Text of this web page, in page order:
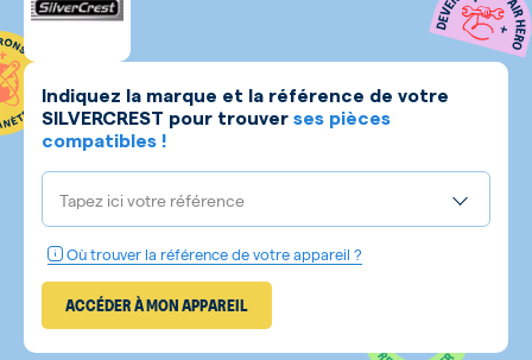
Indiquez la marque et la référence de votre
SILVERCREST pour trouver ses pièces
compatibles !
Tapez ici votre référence
Où trouver la référence de votre appareil ?
ACCÉDER À MON APPAREIL